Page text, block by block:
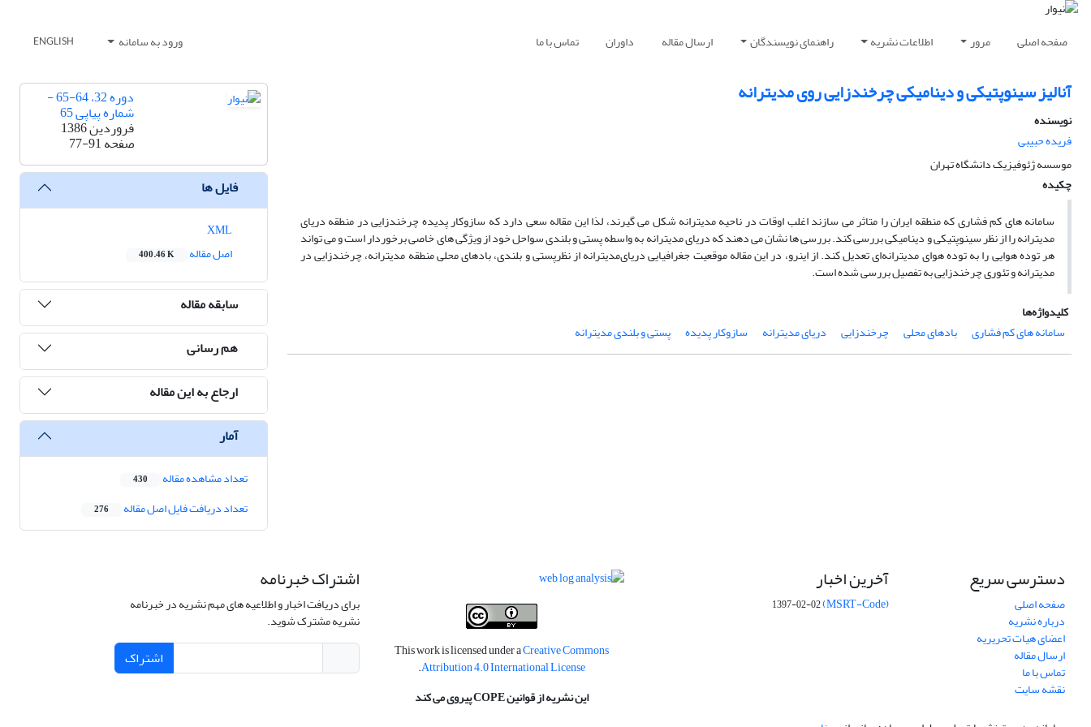
صفحه اصلی مرور اطلاعات نشریه راهنمای نویسندگان ارسال مقاله داوران تماس با ما ورود به سامانه ENGLISH
آنالیز سینوپتیکی و دینامیکی چرخندزایی روی مدیترانه
نویسنده
فریده حبیبی
موسسه ژئوفیزیک دانشگاه تهران
چکیده
سامانه های کم فشاری که منطقه ایران را متاثر می سازند اغلب اوقات در ناحیه مدیترانه شکل می گیرند، لذا این مقاله سعی دارد که سازوکار پدیده چرخندزایی در منطقه دریای
مدیترانه را از نظر سینوپتیکی و دینامیکی بررسی کند. بررسی ها نشان می دهند که دریای مدیترانه به واسطه پستی و بلندی سواحل خود از ویژگی های خاصی برخوردار است و می تواند
هر توده هوایی را به توده هوای مدیترانه‌ای تعدیل کند. از اینرو، در این مقاله موقعیت‌ جغرافیایی‌ دریایمدیترانه‌ از نظرپستی و بلندی، بادهای محلی منطقه مدیترانه، چرخندزایی‌ در
مدیترانه‌ و تئوری‌ چرخندزایی‌ به تفصیل بررسی شده است.
کلیدواژه‌ها
سامانه های کم فشاری
بادهای محلی چرخندزایی دریای مدیترانه سازوکار پدیده پستی و بلندی مدیترانه
دوره 32، 64-65 -
شماره پیاپی 65
فروردین 1386
صفحه77-91
فایل ها
اصل مقاله
400.46 K
سابقه مقاله
هم رسانی
ارجاع به این مقاله
آمار
تعداد مشاهده مقاله 430
تعداد دریافت فایل اصل مقاله 276
دسترسی سریع
صفحه اصلی
درباره نشریه
اعضای هیات تحریریه
ارسال مقاله
تماس با ما
نقشه سایت
آخرین اخبار
(MSRT-Code)
1397-02-02
This work is licensed under aCreative Commons
Attribution 4.0 International License
.
این نشریه از قوانین COPE پیروی می کند
اشتراک خبرنامه
برای دریافت اخبار و اطلاعیه های مهم نشریه در خبرنامه
نشریه مشترک شوید.
اشتراک